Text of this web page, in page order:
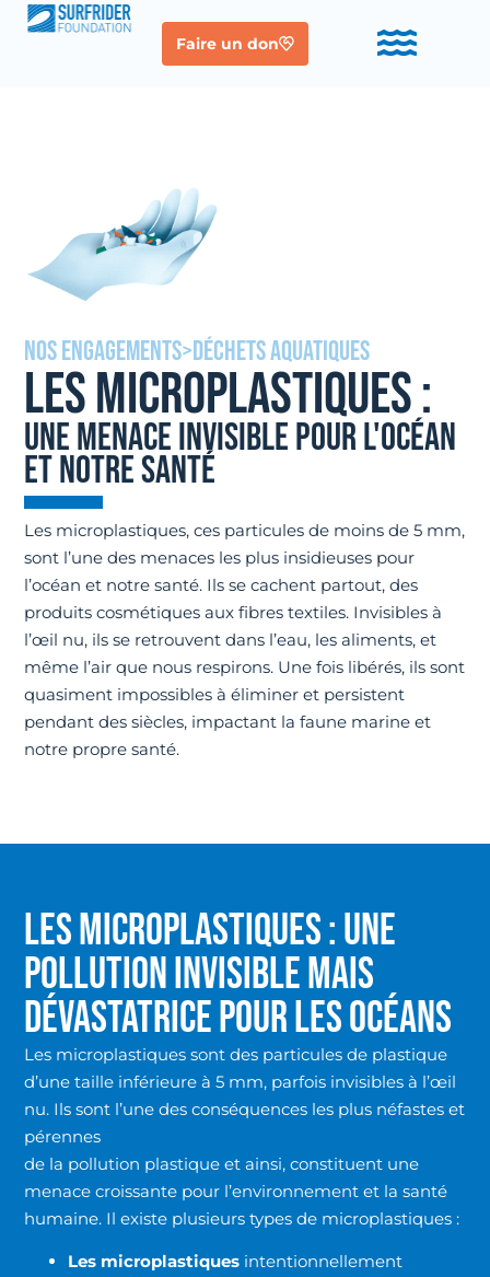
Faire un don
NOS ENGAGEMENTS>DÉCHETS AQUATIQUES
LES MICROPLASTIQUES :
une menace invisible pour l'Océan
et notre santé
Les microplastiques, ces particules de moins de 5 mm,
sont l’une des menaces les plus insidieuses pour
l’océan et notre santé. Ils se cachent partout, des
produits cosmétiques aux fibres textiles. Invisibles à
l’œil nu, ils se retrouvent dans l’eau, les aliments, et
même l’air que nous respirons. Une fois libérés, ils sont
quasiment impossibles à éliminer et persistent
pendant des siècles, impactant la faune marine et
notre propre santé.
LES MICROPLASTIQUES : UNE
POLLUTION INVISIBLE MAIS
DÉVASTATRICE POUR LES OCÉANS
Les microplastiques sont des particules de plastique
d’une taille inférieure à 5 mm, parfois invisibles à l’œil
nu. Ils sont l’une des conséquences les plus néfastes et
pérennes
de la pollution plastique et ainsi, constituent une
menace croissante pour l’environnement et la santé
humaine. Il existe plusieurs types de microplastiques :
Les microplastiques intentionnellement